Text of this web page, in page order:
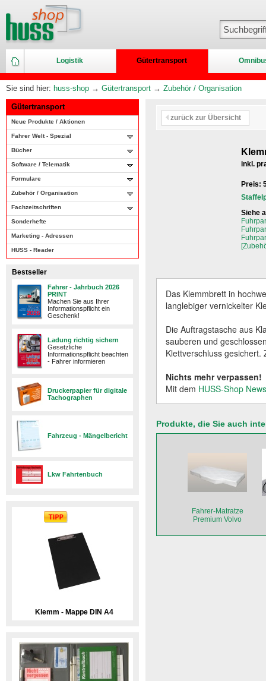
Logistik Gütertransport
Sie sind hier: huss-shop → Gütertransport → Zubehör / Organisation
Gütertransport
Neue Produkte / Aktionen
Fahrer Welt - Spezial
Bücher
Software / Telematik
Formulare
Zubehör / Organisation
Fachzeitschriften
Sonderhefte
Marketing - Adressen
HUSS - Reader
Bestseller
Fahrer - Jahrbuch 2026
PRINT
Machen Sie aus Ihrer
Informationspflicht ein
Geschenk!
Ladung richtig sichern
Gesetzliche
Informationspflicht beachten
- Fahrer informieren
Druckerpapier für digitale
Tachographen
Fahrzeug - Mängelbericht
Lkw Fahrtenbuch
Klemm - Mappe DIN A4
zurück zur Übersicht
inkl.
Preis:
Siehe
Das Klemmbrett in
langlebiger vernickelter
Die Auftragstasche aus
sauberen und
Klettverschluss gesichert.
Nichts mehr verpassen!
Mit dem HUSS-Shop
Produkte, die Sie auch
Fahrer-Matratze
Premium Volvo